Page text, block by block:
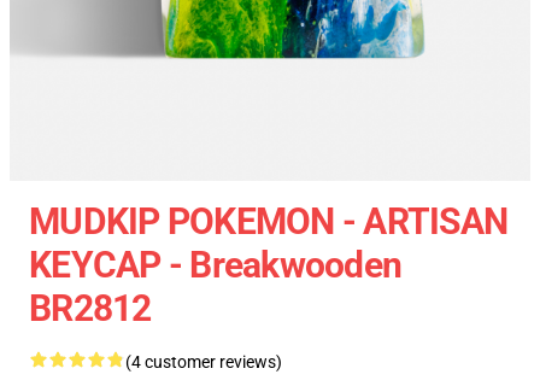
MUDKIP POKEMON - ARTISAN
KEYCAP - Breakwooden
BR2812
(4 customer reviews)